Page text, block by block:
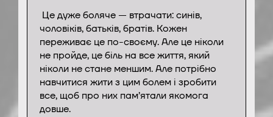
Це дуже боляче — втрачати: синів,
чоловіків, батьків, братів. Кожен
переживає це по-своєму. Але це ніколи
не пройде, це біль на все життя, який
ніколи не стане меншим. Але потрібно
навчитися жити з цим болем і зробити
все, щоб про них пам’ятали якомога
довше.